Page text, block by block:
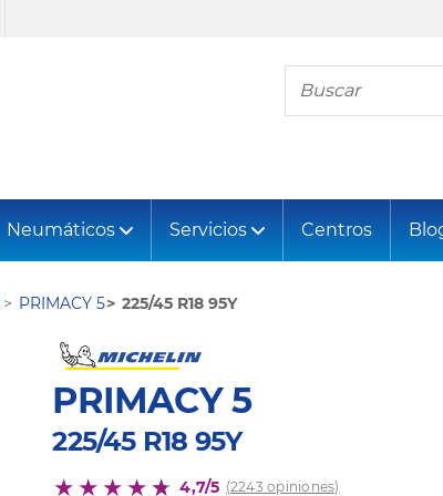
Busca tu
Neumáticos Servicios Centros
PRIMACY 5 225/45 R18 95Y
PRIMACY 5
225/45 R18 95Y
4,7/5 (2243 opiniones)